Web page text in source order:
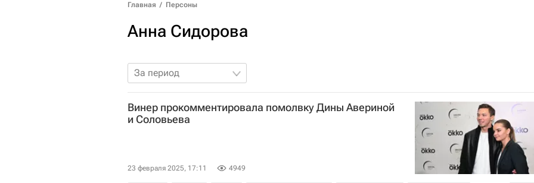
Главная / Персоны
Анна Сидорова
За период
Винер прокомментировала помолвку Дины Авериной
и Соловьева
23 февраля 2025, 17:11 4949